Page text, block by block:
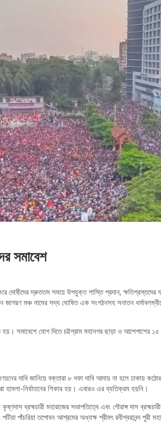
সমাবেশ
দোষীদের দ্রুততম সময়ে উপযুক্ত শাস্তি প্রদান,
জাগরণ মঞ্চ নামের সদ্য ঘোষিত এক সংগঠনসহ সনাতন
সমাবেশে যোগ দিতে চট্টগ্রাম মহানগর ছাড়া ও আশেপাশের
দাবি জানিয়ে বক্তারা ৮ দফা দাবি আদায় না হলে ঢাকায় কঠোর
হামলা-নির্যাতনের শিকার হয়। এবারও এর ব্যতিক্রম হয়নি।
ব্রহ্মচারী মহারাজের সভাপতিত্বে এবং গৌরাঙ্গ দাস
পাঁচরিয়া তপোবন আশ্রমের অধ্যক্ষ শ্রীমৎ রবীশ্বরানন্দ পুরী